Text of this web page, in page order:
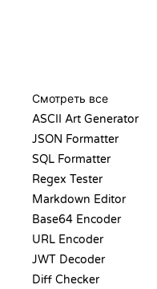
Смотреть все
ASCII Art Generator
JSON Formatter
SQL Formatter
Regex Tester
Markdown Editor
Base64 Encoder
URL Encoder
JWT Decoder
Diff Checker